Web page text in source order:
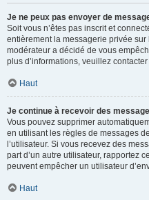
Je ne peux pas envoyer de
Soit vous n’êtes pas inscrit et
entièrement la messagerie privée
modérateur a décidé de vous
plus d’informations, veuillez
Haut
Je continue à recevoir des
Vous pouvez supprimer
en utilisant les règles de messages
l’utilisateur. Si vous recevez des
part d’un autre utilisateur, rapportez
peuvent empêcher un utilisateur
Haut